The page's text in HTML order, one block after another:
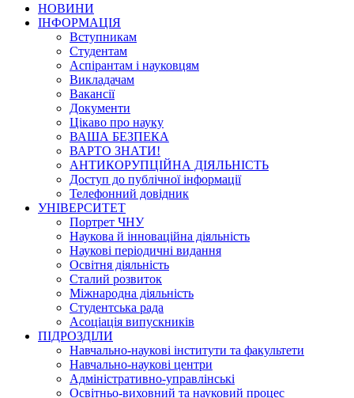
НОВИНИ
ІНФОРМАЦІЯ
Вступникам
Студентам
Аспірантам і науковцям
Викладачам
Вакансії
Документи
Цікаво про науку
ВАША БЕЗПЕКА
ВАРТО ЗНАТИ!
АНТИКОРУПЦІЙНА ДІЯЛЬНІСТЬ
Доступ до публічної інформації
Телефонний довідник
УНІВЕРСИТЕТ
Портрет ЧНУ
Наукова й інноваційна діяльність
Наукові періодичні видання
Освітня діяльність
Сталий розвиток
Міжнародна діяльність
Студентська рада
Асоціація випускників
ПІДРОЗДІЛИ
Навчально-наукові інститути та факультети
Навчально-наукові центри
Адміністративно-управлінські
Освітньо-виховний та науковий процес